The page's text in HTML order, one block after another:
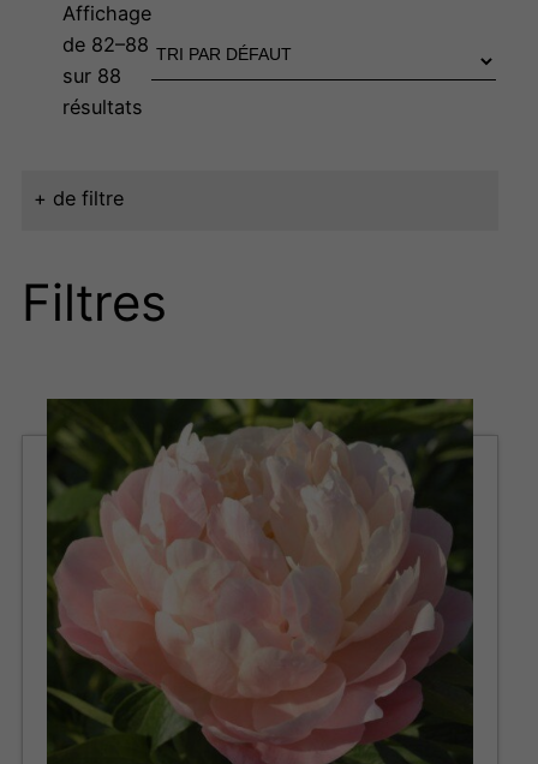
Affichage
de 82–88
sur 88
résultats
+ de filtre
Filtres